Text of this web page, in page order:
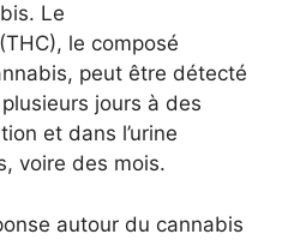
Le
le composé
peut être détecté
jours à des
et dans l’urine
voire des mois.
autour du cannabis